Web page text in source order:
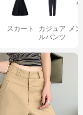
スカート
カジュア
ルパンツ
メ